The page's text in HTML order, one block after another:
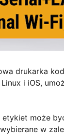
drukarka
i iOS,
może
w